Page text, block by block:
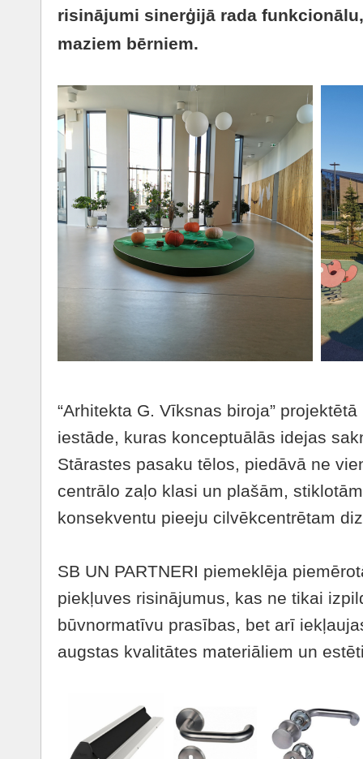
risinājumi sinerģijā rada
maziem bērniem.
“Arhitekta G. Vīksnas biroja”
iestāde, kuras konceptuālās idejas
Stārastes pasaku tēlos, piedāvā ne
centrālo zaļo klasi un plašām,
konsekventu pieeju cilvēkcentrētam
SB UN PARTNERI piemeklēja
piekļuves risinājumus, kas ne tikai
būvnormatīvu prasības, bet arī
augstas kvalitātes materiāliem un